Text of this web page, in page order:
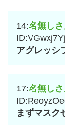
14:名無し
アグレッシ
17:名無し
まずマスク